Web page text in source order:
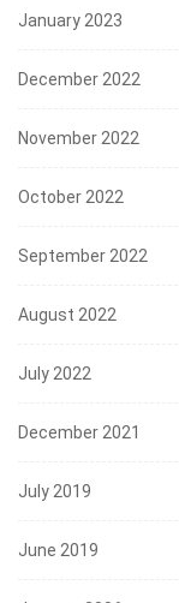
January 2023
December 2022
November 2022
October 2022
September 2022
August 2022
July 2022
December 2021
July 2019
June 2019